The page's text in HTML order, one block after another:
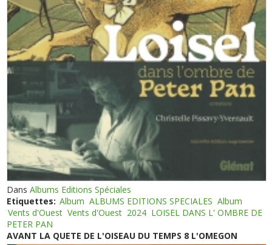
DansAlbums Editions Spéciales
Etiquettes: Album ALBUMS EDITIONS SPECIALES Album
Vents d'Ouest Vents d'Ouest 2024 LOISEL DANS L' OMBRE DE
PETER PAN
AVANT LA QUETE DE L'OISEAU DU TEMPS 8 L'OMEGON